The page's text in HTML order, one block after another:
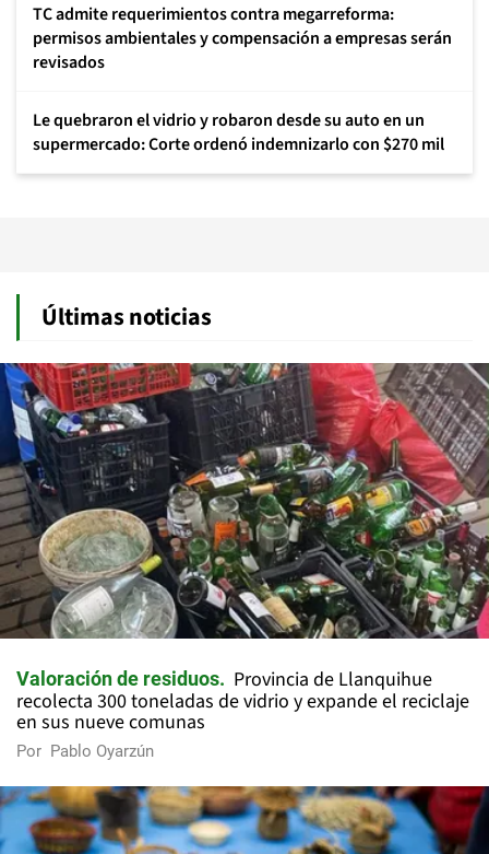
TC admite requerimientos contra megarreforma:
permisos ambientales y compensación a empresas serán
revisados
Le quebraron el vidrio y robaron desde su auto en un
supermercado: Corte ordenó indemnizarlo con $270 mil
Últimas noticias
Valoración de residuos
Provincia de Llanquihue
recolecta 300 toneladas de vidrio y expande el reciclaje
en sus nueve comunas
Por Pablo Oyarzún